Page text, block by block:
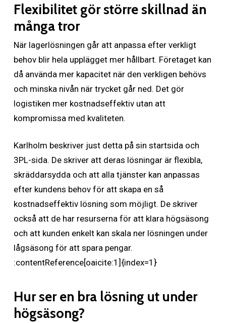
Flexibilitet gör större skillnad än
många tror
När lagerlösningen går att anpassa efter verkligt
behov blir hela upplägget mer hållbart. Företaget kan
då använda mer kapacitet när den verkligen behövs
och minska nivån när trycket går ned. Det gör
logistiken mer kostnadseffektiv utan att
kompromissa med kvaliteten.
Karlholm beskriver just detta på sin startsida och
3PL-sida. De skriver att deras lösningar är flexibla,
skräddarsydda och att alla tjänster kan anpassas
efter kundens behov för att skapa en så
kostnadseffektiv lösning som möjligt. De skriver
också att de har resurserna för att klara högsäsong
och att kunden enkelt kan skala ner lösningen under
lågsäsong för att spara pengar.
:contentReference[oaicite:1]{index=1}
Hur ser en bra lösning ut under
högsäsong?